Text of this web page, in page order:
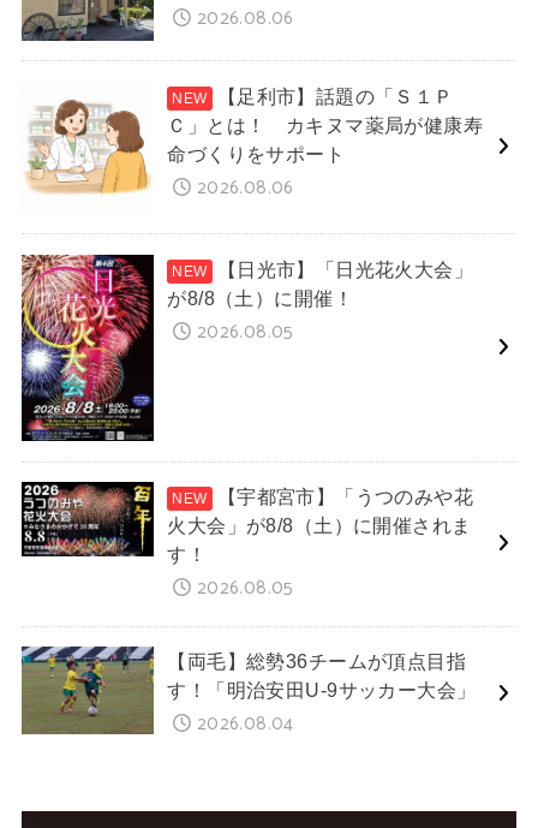
2026.08.06
【足利市】話題の「Ｓ１Ｐ
Ｃ」とは！ カキヌマ薬局が健康寿
命づくりをサポート
2026.08.06
【日光市】「日光花火大会」
が8/8（土）に開催！
2026.08.05
【宇都宮市】「うつのみや花
火大会」が8/8（土）に開催されま
す！
2026.08.05
【両毛】総勢36チームが頂点目指
す！「明治安田U-9サッカー大会」
2026.08.04